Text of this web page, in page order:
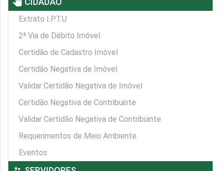
Extrato I.P.T.U
2ª Via de Débito Imóvel
Certidão de Cadastro Imóvel
Certidão Negativa de Imóvel
Validar Certidão Negativa de Imóvel
Certidão Negativa de Contribuinte
Validar Certidão Negativa de Contribuinte
Requerimentos de Meio Ambiente
Eventos